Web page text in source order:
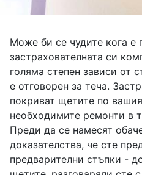
Може би се чудите кога
застрахователната си
голяма степен зависи от
е отговорен за теча.
покриват щетите по
необходимите ремонти в
Преди да се намесят
доказателства, че сте
предварителни стъпки -